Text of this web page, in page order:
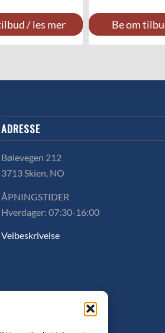
/ les mer Be om
ADRESSE
Bølevegen 212
3713 Skien, NO
ÅPNINGSTIDER
Hverdager: 07:30-16:00
Veibeskrivelse